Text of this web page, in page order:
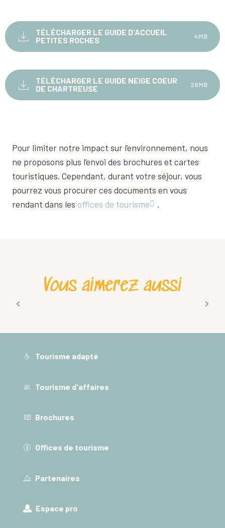
TÉLÉCHARGER LE GUIDE D'ACCUEIL
PETITES ROCHES
4MB
TÉLÉCHARGER LE GUIDE NEIGE COEUR
DE CHARTREUSE
26MB
Pour limiter notre impact sur l’environnement, nous
ne proposons plus l’envoi des brochures et cartes
touristiques. Cependant, durant votre séjour, vous
pourrez vous procurer ces documents en vous
rendant dans les offices de tourisme .
Vous aimerez aussi
Tourisme adapté
Tourisme d'affaires
Brochures
Offices de tourisme
Partenaires
Espace pro